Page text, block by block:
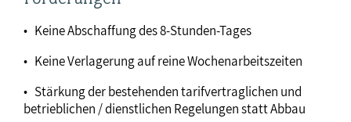
• Keine Abschaffung des 8‑Stunden-Tages
• Keine Verlagerung auf reine Wochenarbeitszeiten
• Stärkung der bestehenden tarifvertraglichen und
betrieblichen / dienstlichen Regelungen statt Abbau